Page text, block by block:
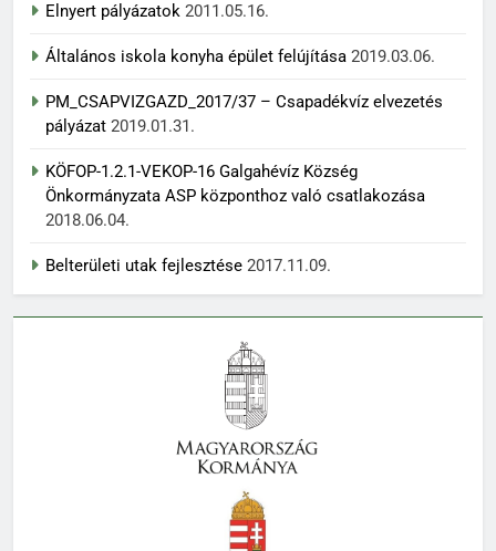
Elnyert pályázatok 2011.05.16.
Általános iskola konyha épület felújítása 2019.03.06.
PM_CSAPVIZGAZD_2017/37 – Csapadékvíz elvezetés
pályázat 2019.01.31.
KÖFOP-1.2.1-VEKOP-16 Galgahévíz Község
Önkormányzata ASP központhoz való csatlakozása
2018.06.04.
Belterületi utak fejlesztése 2017.11.09.